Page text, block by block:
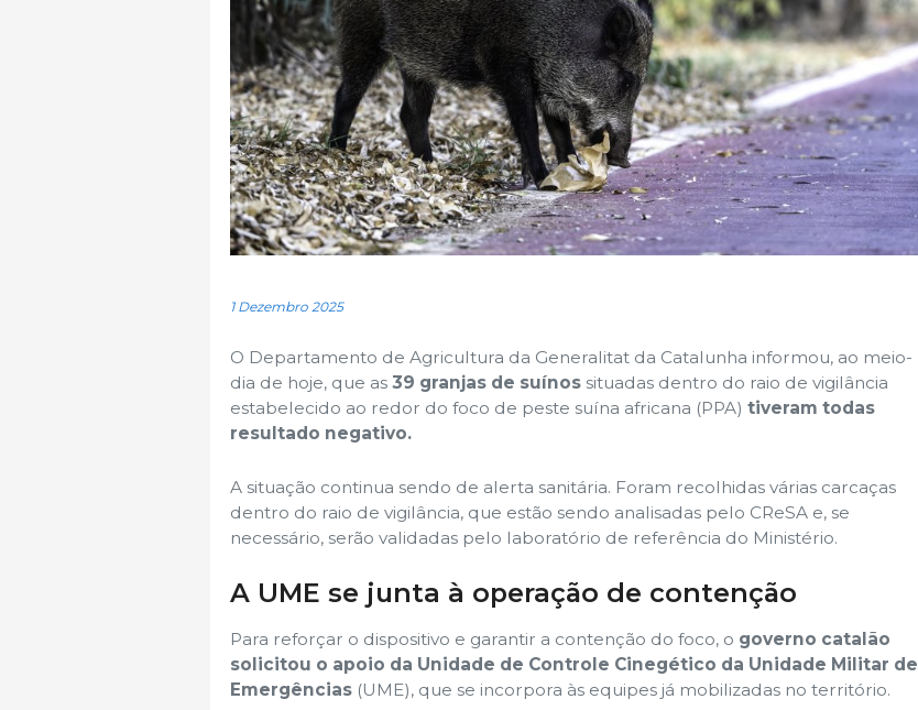
1 Dezembro 2025
O Departamento de Agricultura da Generalitat da Catalunha informou, ao meio-
dia de hoje, que as 39 granjas de suínos situadas dentro do raio de vigilância
estabelecido ao redor do foco de peste suína africana (PPA) tiveram todas
resultado negativo.
A situação continua sendo de alerta sanitária. Foram recolhidas várias carcaças
dentro do raio de vigilância, que estão sendo analisadas pelo CReSA e, se
necessário, serão validadas pelo laboratório de referência do Ministério.
A UME se junta à operação de contenção
Para reforçar o dispositivo e garantir a contenção do foco, o governo catalão
solicitou o apoio da Unidade de Controle Cinegético da Unidade Militar de
Emergências (UME), que se incorpora às equipes já mobilizadas no território.